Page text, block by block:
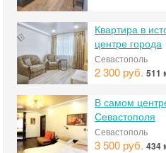
Квартира в
центре города
Севастополь
2 300 руб. 511
В самом
Севастополя
Севастополь
3 500 руб. 434